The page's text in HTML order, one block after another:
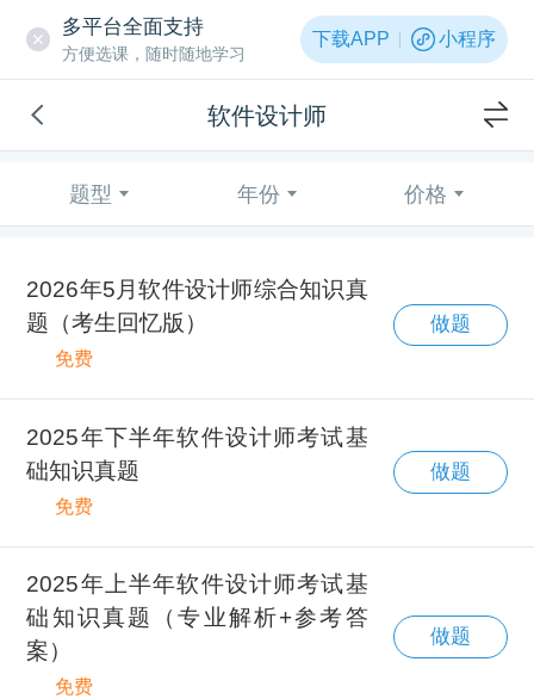
多平台全面支持
方便选课，随时随地学习
下载APP 小程序
软件设计师
题型 年份 价格
2026年5月软件设计师综合知识真
题（考生回忆版）
免费
做题
2025年下半年软件设计师考试基
础知识真题
免费
做题
2025年上半年软件设计师考试基
础知识真题（专业解析+参考答
案）
免费
做题